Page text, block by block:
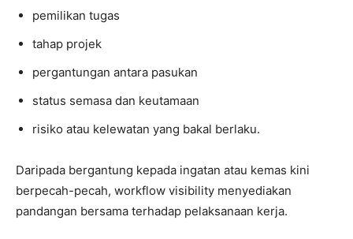
pemilikan tugas
tahap projek
pergantungan antara pasukan
status semasa dan keutamaan
risiko atau kelewatan yang bakal berlaku.
Daripada bergantung kepada ingatan atau kemas kini
berpecah-pecah, workflow visibility menyediakan
pandangan bersama terhadap pelaksanaan kerja.